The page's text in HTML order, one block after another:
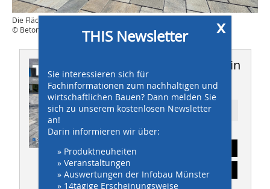
Die Flächen dienen auch als optisches Bindeglied in den Ort
© Beton-Pfenning
Dieser Artikel erschien in
THIS 6-7/2026
Ressort: STRASSENBAU
Inhaltsverzeichnis
x
THIS Newsletter
Sie interessieren sich für
Fachinformationen zum nachhaltigen und
wirtschaftlichen Bauen? Dann melden Sie
sich zu unserem kostenlosen Newsletter
an!
Darin informieren wir über:
» Produktneuheiten
» Veranstaltungen
» Auswertungen der Infobau Münster
» 14tägige Erscheinungsweise